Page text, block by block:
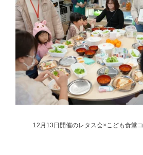
12月13日開催のレタス会×こども食堂